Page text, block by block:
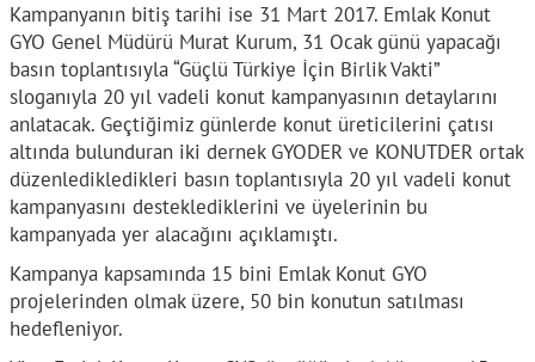
Kampanyanın bitiş tarihi ise 31 Mart 2017. Emlak Konut
GYO Genel Müdürü Murat Kurum, 31 Ocak günü yapacağı
basın toplantısıyla “Güçlü Türkiye İçin Birlik Vakti”
sloganıyla 20 yıl vadeli konut kampanyasının detaylarını
anlatacak. Geçtiğimiz günlerde konut üreticilerini çatısı
altında bulunduran iki dernek GYODER ve KONUTDER ortak
düzenledikledikleri basın toplantısıyla 20 yıl vadeli konut
kampanyasını desteklediklerini ve üyelerinin bu
kampanyada yer alacağını açıklamıştı.
Kampanya kapsamında 15 bini Emlak Konut GYO
projelerinden olmak üzere, 50 bin konutun satılması
hedefleniyor.